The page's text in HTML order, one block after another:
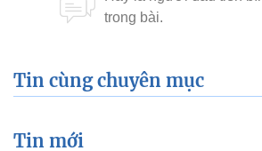
Tin cùng chuyên mục
Tin mới